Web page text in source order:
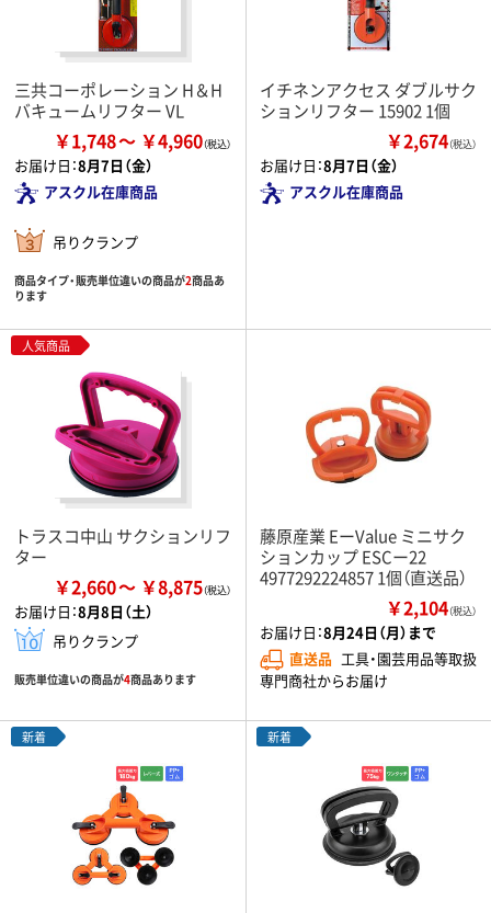
三共コーポレーション H＆H
バキュームリフター VL
￥1,748 ￥4,960
お届け日：8月7日（金）
アスクル在庫商品
吊りクランプ
商品タイプ・販売単位違いの商品が2商品あ
ります
イチネンアクセス ダブルサク
ションリフター 15902 1個
￥2,674（税込）
お届け日：8月7日（金）
アスクル在庫商品
人気商品
トラスコ中山 サクションリフ
ター
￥2,660 ￥8,875
お届け日：8月8日（土）
吊りクランプ
販売単位違いの商品が4商品あります
藤原産業 EーValue ミニサク
ションカップ ESCー22
4977292224857 1個（直送品）
￥2,104（税込）
お届け日：8月24日（月）まで
直送品 工具・園芸用品等取扱
専門商社からお届け
新着 新着